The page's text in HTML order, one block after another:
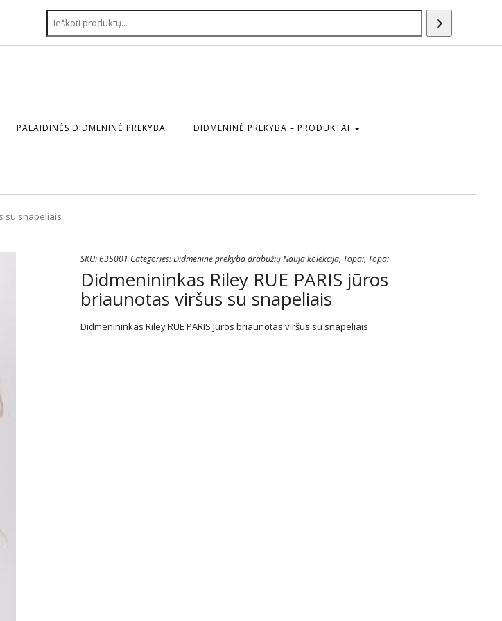
PALAIDINĖS DIDMENINĖ PREKYBA DIDMENINĖ PREKYBA – PRODUKTAI
su snapeliais
SKU:635001 Categories:Didmeninė prekyba drabužių Nauja kolekcija, Topai, Topai
Didmenininkas Riley RUE PARIS jūros
briaunotas viršus su snapeliais
Didmenininkas Riley RUE PARIS jūros briaunotas viršus su snapeliais